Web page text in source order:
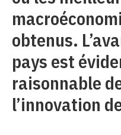
obtenus.
pays est
raisonnable
l’innovation